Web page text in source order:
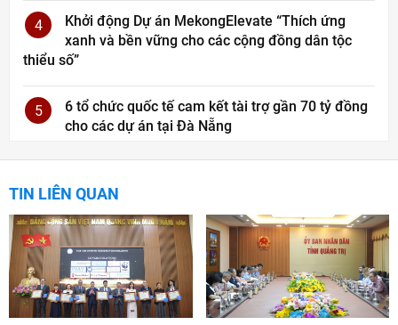
4
Khởi động Dự án MekongElevate “Thích ứng
xanh và bền vững cho các cộng đồng dân tộc
thiểu số”
5
6 tổ chức quốc tế cam kết tài trợ gần 70 tỷ đồng
cho các dự án tại Đà Nẵng
TIN LIÊN QUAN